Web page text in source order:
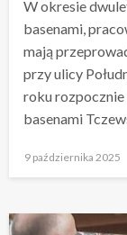
W okresie
basenami,
mają
przy ulicy
roku
basenami
Opublikowane
9 października 2025